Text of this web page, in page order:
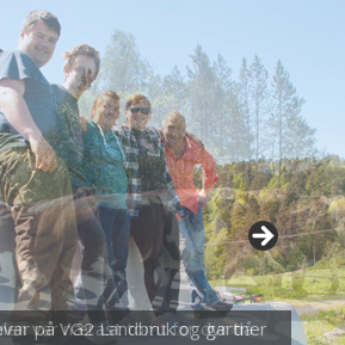
var nærast tomt for dyr då